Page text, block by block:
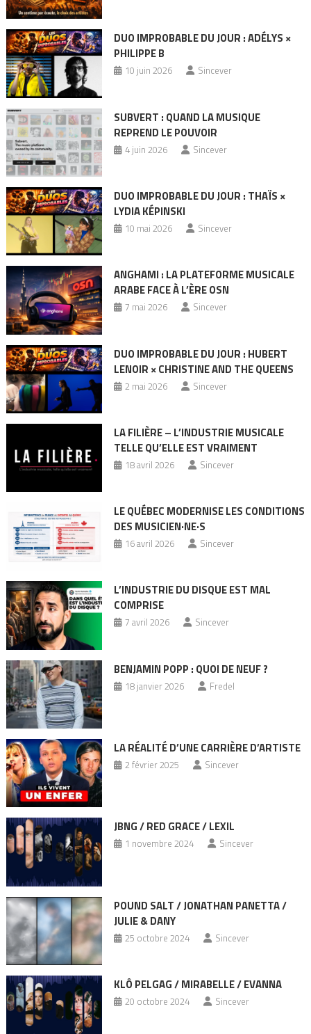
DUO IMPROBABLE DU JOUR : ADÉLYS ×
PHILIPPE B
10 juin 2026 Sincever
SUBVERT : QUAND LA MUSIQUE
REPREND LE POUVOIR
4 juin 2026 Sincever
DUO IMPROBABLE DU JOUR : THAÏS ×
LYDIA KÉPINSKI
10 mai 2026 Sincever
ANGHAMI : LA PLATEFORME MUSICALE
ARABE FACE À L’ÈRE OSN
7 mai 2026 Sincever
DUO IMPROBABLE DU JOUR : HUBERT
LENOIR × CHRISTINE AND THE QUEENS
2 mai 2026 Sincever
LA FILIÈRE – L’INDUSTRIE MUSICALE
TELLE QU’ELLE EST VRAIMENT
18 avril 2026 Sincever
LE QUÉBEC MODERNISE LES CONDITIONS
DES MUSICIEN·NE·S
16 avril 2026 Sincever
L’INDUSTRIE DU DISQUE EST MAL
COMPRISE
7 avril 2026 Sincever
BENJAMIN POPP : QUOI DE NEUF ?
18 janvier 2026 Fredel
LA RÉALITÉ D’UNE CARRIÈRE D’ARTISTE
2 février 2025 Sincever
JBNG / RED GRACE / LEXIL
1 novembre 2024 Sincever
POUND SALT / JONATHAN PANETTA /
JULIE & DANY
25 octobre 2024 Sincever
KLÔ PELGAG / MIRABELLE / EVANNA
20 octobre 2024 Sincever